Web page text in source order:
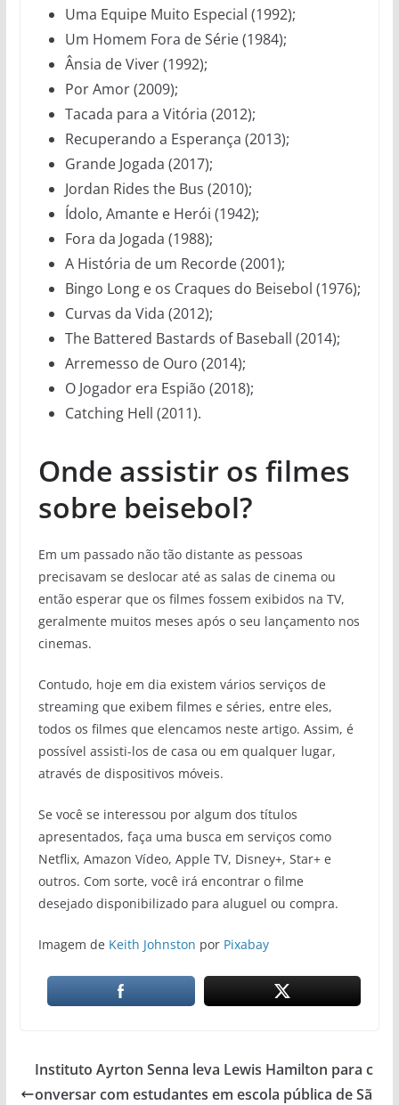
Uma Equipe Muito Especial (1992);
Um Homem Fora de Série (1984);
Ânsia de Viver (1992);
Por Amor (2009);
Tacada para a Vitória (2012);
Recuperando a Esperança (2013);
Grande Jogada (2017);
Jordan Rides the Bus (2010);
Ídolo, Amante e Herói (1942);
Fora da Jogada (1988);
A História de um Recorde (2001);
Bingo Long e os Craques do Beisebol (1976);
Curvas da Vida (2012);
The Battered Bastards of Baseball (2014);
Arremesso de Ouro (2014);
O Jogador era Espião (2018);
Catching Hell (2011).
Onde assistir os filmes
sobre beisebol?
Em um passado não tão distante as pessoas
precisavam se deslocar até as salas de cinema ou
então esperar que os filmes fossem exibidos na TV,
geralmente muitos meses após o seu lançamento nos
cinemas.
Contudo, hoje em dia existem vários serviços de
streaming que exibem filmes e séries, entre eles,
todos os filmes que elencamos neste artigo. Assim, é
possível assisti-los de casa ou em qualquer lugar,
através de dispositivos móveis.
Se você se interessou por algum dos títulos
apresentados, faça uma busca em serviços como
Netflix, Amazon Vídeo, Apple TV, Disney+, Star+ e
outros. Com sorte, você irá encontrar o filme
desejado disponibilizado para aluguel ou compra.
Imagem de Keith Johnston por Pixabay
Instituto Ayrton Senna leva Lewis Hamilton para c
onversar com estudantes em escola pública de Sã